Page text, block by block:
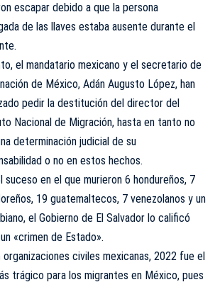
escapar debido a que la persona
de las llaves estaba ausente durante el
el mandatario mexicano y el secretario de
de México, Adán Augusto López, han
pedir la destitución del director del
Nacional de Migración, hasta en tanto no
determinación judicial de su
o no en estos hechos.
suceso en el que murieron 6 hondureños, 7
19 guatemaltecos, 7 venezolanos y un
el Gobierno de El Salvador lo calificó
«crimen de Estado».
organizaciones civiles mexicanas, 2022 fue el
trágico para los migrantes en México, pues